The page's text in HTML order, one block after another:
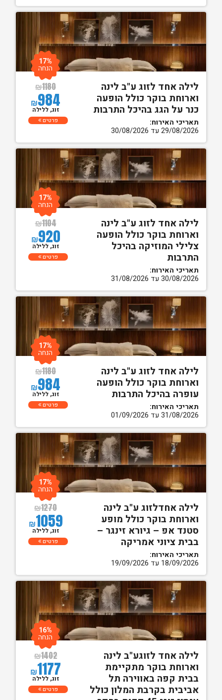
לילה אחד לזוג ע"ב לינה
וארוחת בוקר כולל הופעה
כנר על הגג בהיכל התרבות
תאריכי האירוח:
29/08/2026 עד 30/08/2026
₪1180
₪984
17%
הנחה
זוג, ללילה
פרטים
לילה אחד לזוג ע"ב לינה
וארוחת בוקר כולל הופעה
צלילי המוזיקה בהיכל
התרבות
תאריכי האירוח:
30/08/2026 עד 31/08/2026
₪1104
₪920
17%
הנחה
זוג, ללילה
פרטים
לילה אחד לזוג ע"ב לינה
וארוחת בוקר כולל הופעה
עופרה בהיכל התרבות
תאריכי האירוח:
31/08/2026 עד 01/09/2026
₪1180
₪984
17%
הנחה
זוג, ללילה
פרטים
לילה אחדלזוג ע"ב לינה
וארוחת בוקר כולל מופע
סטנד אפ – גיורא זינגר –
בבית ציוני אמריקה
תאריכי האירוח:
18/09/2026 עד 19/09/2026
₪1270
₪1059
17%
הנחה
זוג, ללילה
פרטים
לילה אחד לזוגע"ב לינה
וארוחת בוקר מתקיימת
בבית קפה באווירה תל
אביבית בקרבת המלון כולל
₪1402
₪1177
16%
הנחה
זוג, ללילה
פרטים